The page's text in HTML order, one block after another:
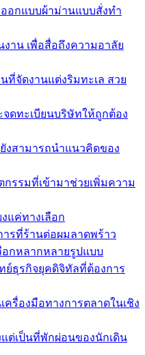
อกแบบผ้าม่านแบบสั่งทำ
าน เพื่อสื่อถึงความอาลัย
นที่จัดงานแต่งริมทะเล สวย
ดทะเบียนบริษัทให้ถูกต้อง
งสามารถนำแนวคิดของ
รรมที่เข้ามาช่วยเพิ่มความ
แค่ทางเลือก
รที่ร้านต่อผมลาดพร้าว
กหลากหลายรูปแบบ
ย์ธุรกิจยุคดิจิทัลที่ต้องการ
ครื่องมือทางการตลาดในเชิง
แต่เป็นที่พักผ่อนของนักเดิน